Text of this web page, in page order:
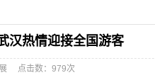
汉热情迎接全国游客
点击数： 979次